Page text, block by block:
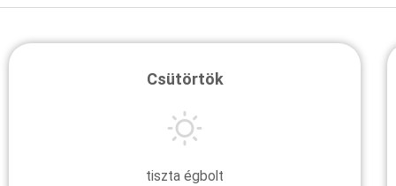
Csütörtök
tiszta égbolt